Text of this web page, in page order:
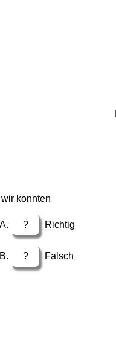
wir konnten
? Richtig
? Falsch